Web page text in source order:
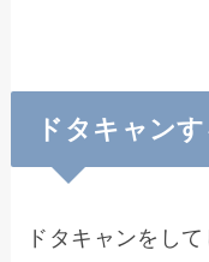
ドタキャン
ドタキャンをし